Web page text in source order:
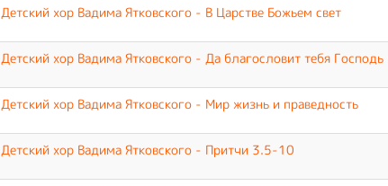
Детский хор Вадима Ятковского - В Царстве Божьем свет
Детский хор Вадима Ятковского - Да благословит тебя Господь
Детский хор Вадима Ятковского - Мир жизнь и праведность
Детский хор Вадима Ятковского - Притчи 3.5-10